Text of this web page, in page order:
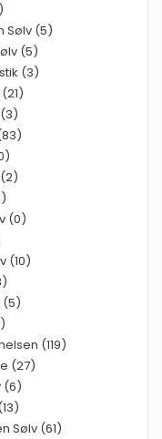
Sølv (5)
(5)
(3)
(0)
(10)
(5)
(119)
(27)
(6)
Sølv (61)